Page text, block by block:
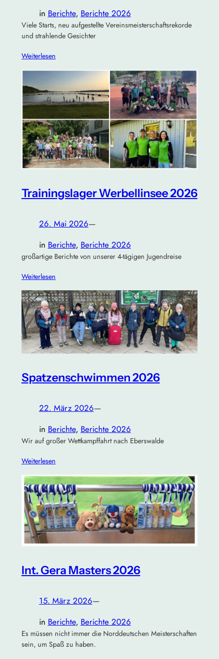
in Berichte, Berichte 2026
Viele Starts, neu aufgestellte Vereinsmeisterschaftsrekorde
und strahlende Gesichter
Weiterlesen
Trainingslager Werbellinsee 2026
26. Mai 2026—
in Berichte, Berichte 2026
großartige Berichte von unserer 4-tägigen Jugendreise
Weiterlesen
Spatzenschwimmen 2026
22. März 2026—
in Berichte, Berichte 2026
Wir auf großer Wettkampffahrt nach Eberswalde
Weiterlesen
Int. Gera Masters 2026
15. März 2026—
in Berichte, Berichte 2026
Es müssen nicht immer die Norddeutschen Meisterschaften
sein, um Spaß zu haben.